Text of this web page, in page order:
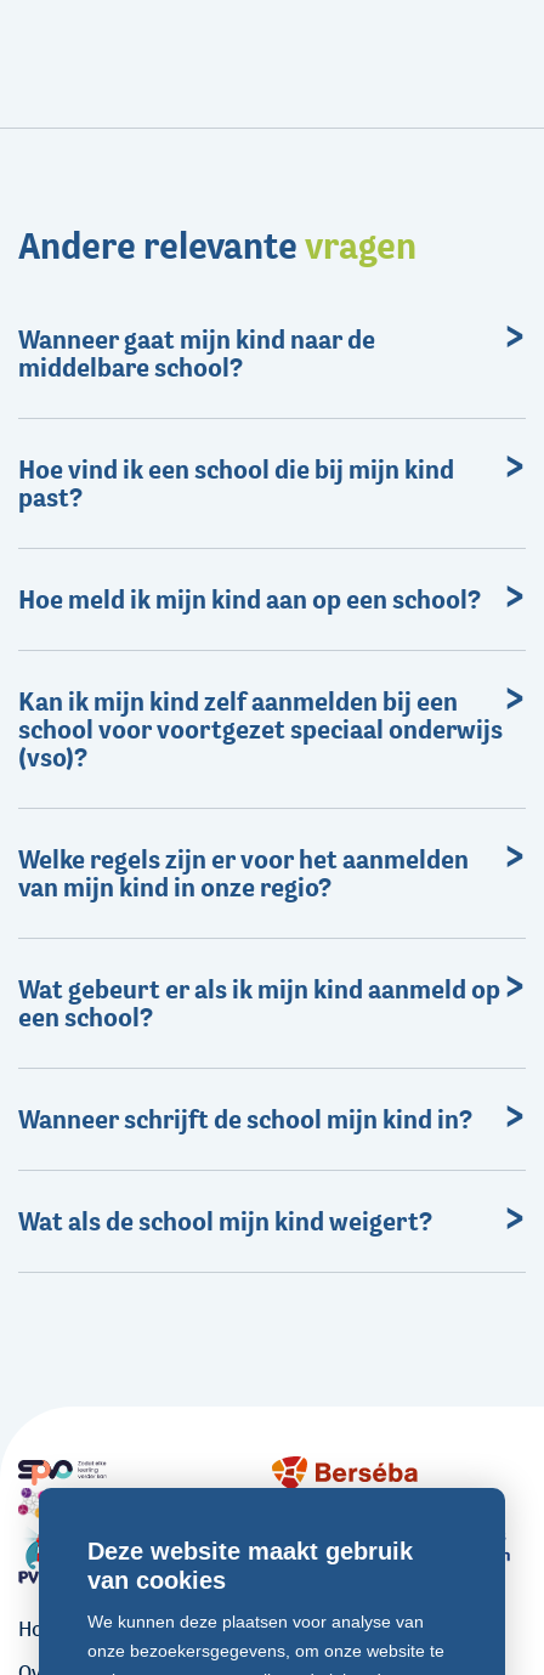
Deze website maakt gebruik
van cookies
We kunnen deze plaatsen voor analyse van
onze bezoekersgegevens, om onze website te
Andere relevantevragen
Wanneer gaat mijn kind naar de
middelbare school?
Hoe vind ik een school die bij mijn kind
past?
Hoe meld ik mijn kind aan op een school?
Kan ik mijn kind zelf aanmelden bij een
school voor voortgezet speciaal onderwijs
(vso)?
Welke regels zijn er voor het aanmelden
van mijn kind in onze regio?
Wat gebeurt er als ik mijn kind aanmeld op
een school?
Wanneer schrijft de school mijn kind in?
Wat als de school mijn kind weigert?
Home